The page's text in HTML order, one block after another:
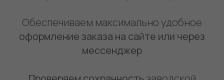
Обеспечиваем максимально удобное
оформление заказа на сайте или через
мессенджер